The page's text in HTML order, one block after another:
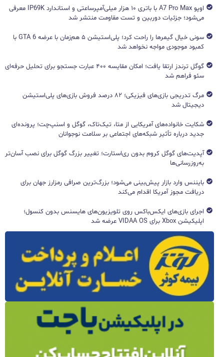
اوپو A7 Pro Max با باتری ۱۰ هزار میلی‌آمپرساعتی و استاندارد IP69K معرفی
می‌شود؛ جزئیات دوربین و تست مقاومت منتشر شد
سونی خیال گیمرها را راحت کرد؛ پلی‌استیشن ۵ هم‌زمان با عرضه GTA 6 با
کمبود موجودی مواجه نخواهد شد
گوگل ترندز ارتقا یافت؛ امکان مقایسه ۴۰۰ عبارت جستجو برای تحلیل حرفه‌ای
سئو فراهم شد
مرگ تدریجی بازی‌های فیزیکی؛ ۸۲ درصد فروش بازی‌های پلی‌استیشن
دیجیتال شد
شکایت خانواده‌های آمریکایی از متا، تیک‌تاک، گوگل و اسنپ‌چت؛ پرونده‌ای
جدید درباره تأثیر شبکه‌های اجتماعی بر سلامت نوجوانان
آپدیت‌های گوگل کروم بدون ری‌استارت؛ تغییر بزرگ گوگل برای نصب آسان‌تر
به‌روزرسانی‌ها
بایننس وارد بازار پیش‌بینی می‌شود؛ بزرگ‌ترین صرافی رمزارز جهان برای
دریافت مجوز آمریکا اقدام می‌کند
اجرای بازی‌های ایکس‌باکس روی تلویزیون‌های هایسنس بدون کنسول؛
اپلیکیشن Xbox برای VIDAA OS عرضه شد